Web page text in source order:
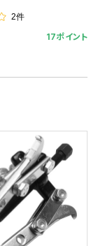
2件
17ポイント